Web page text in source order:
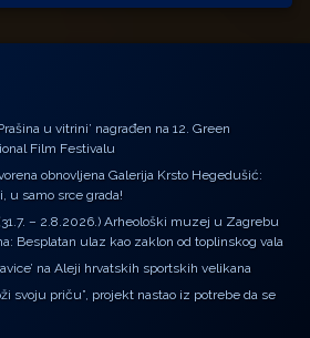
u vitrini’ nagrađen na 12. Green
Film Festivalu
obnovljena Galerija Krsto Hegedušić:
u samo srce grada!
– 2.8.2026.) Arheološki muzej u Zagrebu
Besplatan ulaz kao zaklon od toplinskog vala
na Aleji hrvatskih sportskih velikana
svoju priču”, projekt nastao iz potrebe da se